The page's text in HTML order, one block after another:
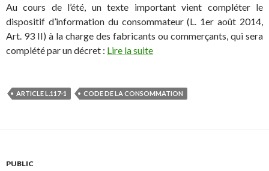
Au cours de l’été, un texte important vient compléter le
dispositif d’information du consommateur (L. 1er août 2014,
Art. 93 II) à la charge des fabricants ou commerçants, qui sera
complété par un décret : Lire la suite
ARTICLE L.117-1 CODE DE LA CONSOMMATION
PUBLIC